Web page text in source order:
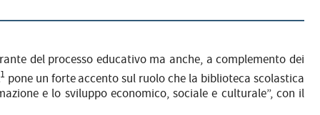
del processo educativo ma anche, a complemento dei
1 pone un forte accento sul ruolo che la biblioteca scolastica
e lo sviluppo economico, sociale e culturale”, con il